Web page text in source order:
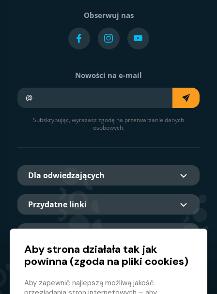
Obserwuj nas
Nowości na e-mail
Subskrybując, wyrażasz zgodę na przetwarzanie danych
osobowych.
Dla odwiedzających
Przydatne linki
Główny partner
Aby strona działała tak jak
powinna (zgoda na pliki cookies)
Aby zapewnić najlepszą możliwą jakość